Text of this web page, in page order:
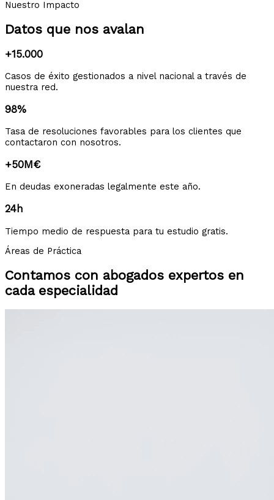
Nuestro Impacto
Datos que nos avalan
+15.000
Casos de éxito gestionados a nivel nacional a través de
nuestra red.
98%
Tasa de resoluciones favorables para los clientes que
contactaron con nosotros.
+50M€
En deudas exoneradas legalmente este año.
24h
Tiempo medio de respuesta para tu estudio gratis.
Áreas de Práctica
Contamos con abogados expertos en
cada especialidad